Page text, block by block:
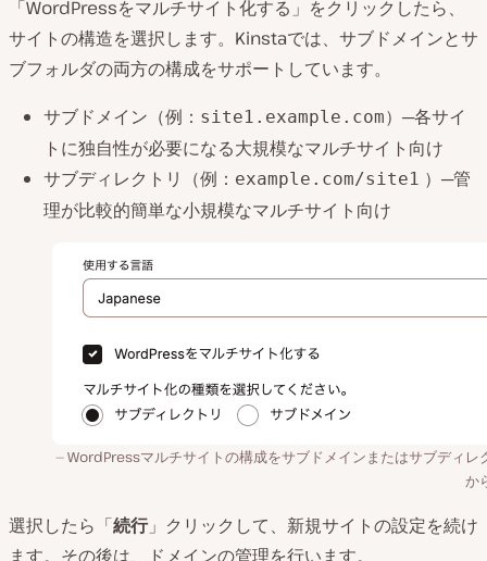
「WordPressをマルチサイト化する」をクリックしたら、
サイトの構造を選択します。Kinstaでは、サブドメインとサ
ブフォルダの両方の構成をサポートしています。
サブドメイン（例： site1.example.com）─各サイ
トに独自性が必要になる大規模なマルチサイト向け
サブディレクトリ（例： example.com/site1 ）─管
理が比較的簡単な小規模なマルチサイト向け
WordPressマルチサイトの構成をサブドメインまたはサブディレ
か
選択したら「続行」クリックして、新規サイトの設定を続け
ます。その後は、ドメインの管理を行います。